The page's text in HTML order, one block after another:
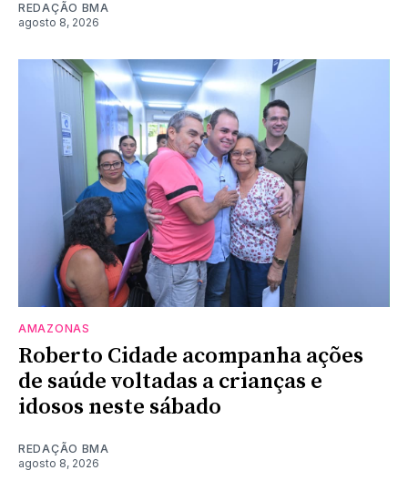
REDAÇÃO BMA
agosto 8, 2026
AMAZONAS
Roberto Cidade acompanha ações
de saúde voltadas a crianças e
idosos neste sábado
REDAÇÃO BMA
agosto 8, 2026